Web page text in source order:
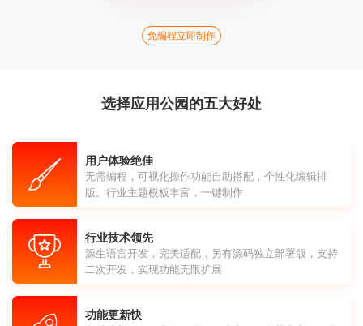
免编程立即制作
选择应用公园的五大好处
用户体验绝佳
无需编程，可视化操作功能自助搭配，个性化编辑排
版。行业主题模板丰富，一键制作
行业技术领先
源生语言开发，完美适配，另有源码独立部署版，支持
二次开发，实现功能无限扩展
功能更新快